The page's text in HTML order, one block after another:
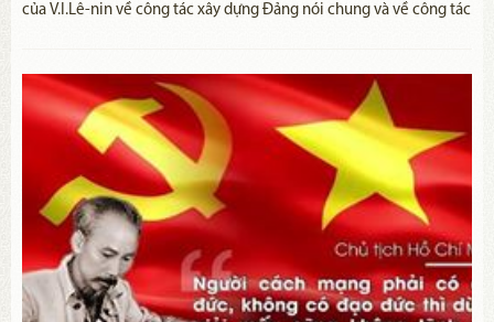
của V.I.Lê-nin về công tác xây dựng Đảng nói chung và về công tác
công tác kiểm tra, giám sát, kỷ luật của Đảng, được Đảng ta vận
dụng có hiệu quả trong suốt quá trình cách mạng.